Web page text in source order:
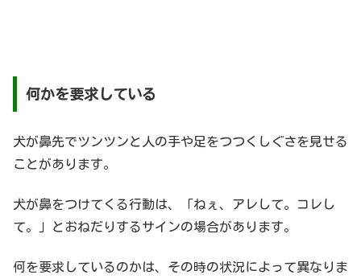
何かを要求している
犬が鼻先でツンツンと人の手や足をつつくしぐさを見せる
ことがあります。
犬が鼻をつけてくる行動は、「ねぇ、アレして。コレし
て。」とおねだりするサインの場合があります。
何を要求しているのかは、その時の状況によって異なりま